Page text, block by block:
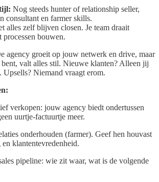
Nog steeds hunter of relationship seller,
consultant en farmer skills.
alles zelf blijven closen. Je team draait
bouwen.
agency groeit op jouw netwerk en drive, maar
valt alles stil. Nieuwe klanten? Alleen jij
Upsells? Niemand vraagt erom.
verkopen: jouw agency biedt ondertussen
uurtje-factuurtje meer.
onderhouden (farmer). Geef hen houvast
klantentevredenheid.
pipeline: wie zit waar, wat is de volgende